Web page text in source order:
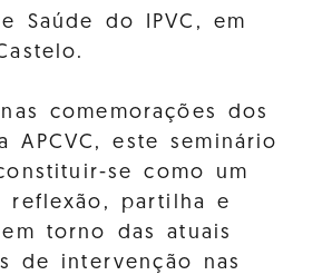
Saúde do IPVC, em
comemorações dos
APCVC, este seminário
se como um
reflexão, partilha e
torno das atuais
de intervenção nas